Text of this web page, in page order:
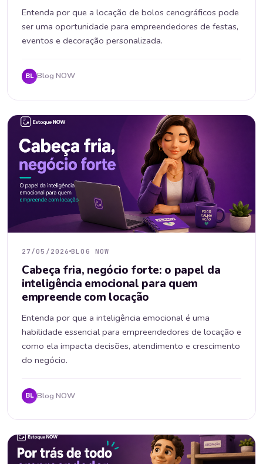
Entenda por que a locação de bolos cenográficos pode
ser uma oportunidade para empreendedores de festas,
eventos e decoração personalizada.
BL Blog NOW
27/05/2026 BLOG NOW
Cabeça fria, negócio forte: o papel da
inteligência emocional para quem
empreende com locação
Entenda por que a inteligência emocional é uma
habilidade essencial para empreendedores de locação e
como ela impacta decisões, atendimento e crescimento
do negócio.
BL Blog NOW